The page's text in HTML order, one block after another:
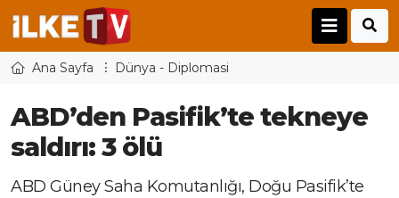
Ana Sayfa Dünya - Diplomasi
ABD’den Pasifik’te tekneye
saldırı: 3 ölü
ABD Güney Saha Komutanlığı, Doğu Pasifik’te